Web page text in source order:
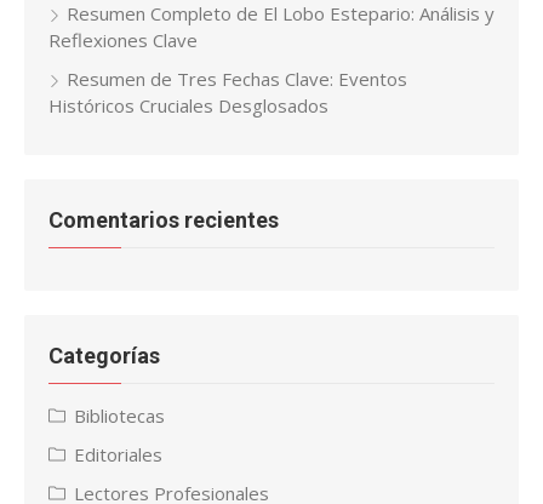
Resumen Completo de El Lobo Estepario: Análisis y
Reflexiones Clave
Resumen de Tres Fechas Clave: Eventos
Históricos Cruciales Desglosados
Comentarios recientes
Categorías
Bibliotecas
Editoriales
Lectores Profesionales